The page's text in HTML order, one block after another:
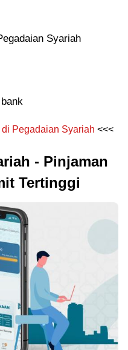
Syariah
Pegadaian Syariah <<<
- Pinjaman
Tertinggi